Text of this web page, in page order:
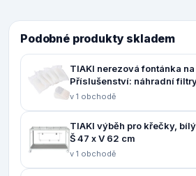
Podobné produkty skladem
TIAKI nerezová fontánka
Příslušenství: náhradní
v 1 obchodě
TIAKI výběh pro křečky,
Š 47 x V 62 cm
v 1 obchodě